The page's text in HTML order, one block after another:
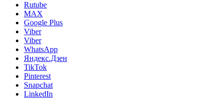
Rutube
MAX
Google Plus
Viber
Viber
WhatsApp
Яндекс.Дзен
TikTok
Pinterest
Snapchat
LinkedIn